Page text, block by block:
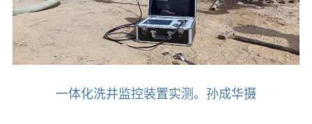
一体化洗井监控装置实测。孙成华摄